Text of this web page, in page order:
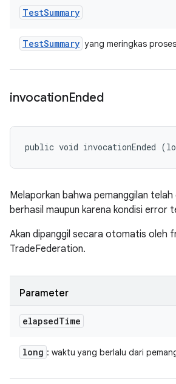
TestSummary
TestSummary yang meringkas
invocationEnded
public void invocationEnded
Melaporkan bahwa pemanggilan telah
berhasil maupun karena kondisi error
Akan dipanggil secara otomatis oleh
TradeFederation.
Parameter
elapsedTime
long : waktu yang berlalu dari